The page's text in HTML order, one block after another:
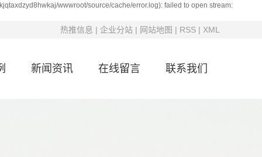
wwwroot/source/cache/error.log): failed to open stream:
热推信息 | 企业分站 | 网站地图 | RSS | XML
新闻资讯 在线留言 联系我们